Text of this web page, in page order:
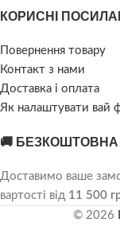
КОРИСНІ
Повернення товару
Контакт з нами
Доставка і оплата
Як налаштувати вай
🚚
Доставимо ваше
вартості від 11 500
© 2026